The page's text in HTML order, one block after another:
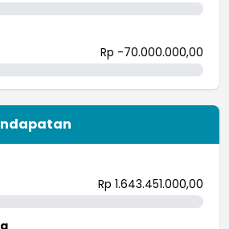
Rp -70.000.000,00
Rp 1.643.451.000,00